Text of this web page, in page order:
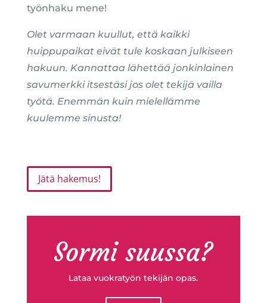
työnhaku mene!
Olet varmaan kuullut, että kaikki
huippupaikat eivät tule koskaan julkiseen
hakuun. Kannattaa lähettää jonkinlainen
savumerkki itsestäsi jos olet tekijä vailla
työtä. Enemmän kuin mielellämme
kuulemme sinusta!
Jätä hakemus!
Sormi suussa?
Lataa vuokratyön tekijän opas.